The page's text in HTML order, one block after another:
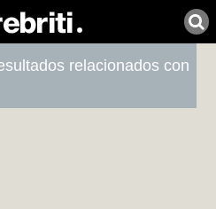
relacionados con